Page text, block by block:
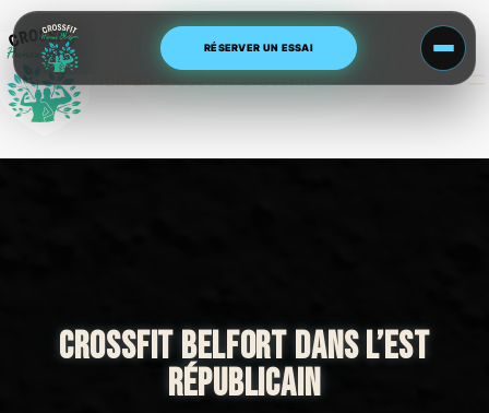
RÉSERVER UN ESSAI
Aller
au
contenu
Human Blossom CrossFit
CROSSFIT BELFORT DANS L’EST
RÉPUBLICAIN